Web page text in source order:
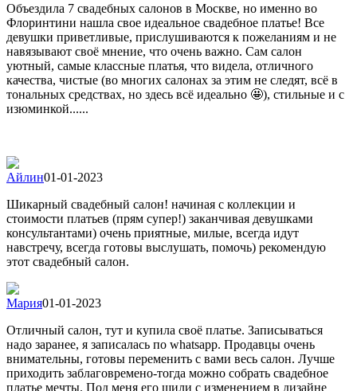
Объездила 7 свадебных салонов в Москве, но именно во
Флоринтини нашла свое идеальное свадебное платье! Все
девушки приветливые, прислушиваются к пожеланиям и не
навязывают своё мнение, что очень важно. Сам салон
уютный, самые классные платья, что видела, отличного
качества, чистые (во многих салонах за этим не следят, всё в
тональных средствах, но здесь всё идеально 🤩), стильные и с
изюминкой......
Айлин01-01-2023
Шикарный свадебный салон! начиная с коллекции и
стоимости платьев (прям супер!) заканчивая девушками
консультантами) очень приятные, милые, всегда идут
навстречу, всегда готовы выслушать, помочь) рекомендую
этот свадебный салон.
Мария01-01-2023
Отличный салон, тут и купила своё платье. Записываться
надо заранее, я записалась по whatsapp. Продавцы очень
внимательны, готовы переменить с вами весь салон. Лучше
приходить заблаговремено-тогда можно собрать свадебное
платье мечты. Под меня его шили с изменением в дизайне